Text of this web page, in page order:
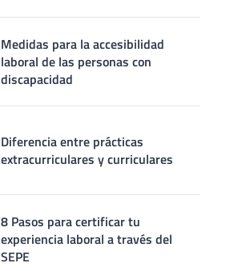
Medidas para la accesibilidad
laboral de las personas con
discapacidad
Diferencia entre prácticas
extracurriculares y curriculares
8 Pasos para certificar tu
experiencia laboral a través del
SEPE